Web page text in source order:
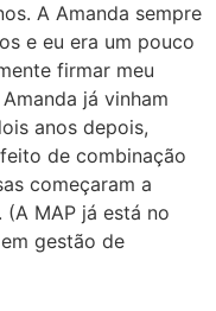
A Amanda sempre
e eu era um pouco
firmar meu
já vinham
anos depois,
de combinação
começaram a
(A MAP já está no
gestão de